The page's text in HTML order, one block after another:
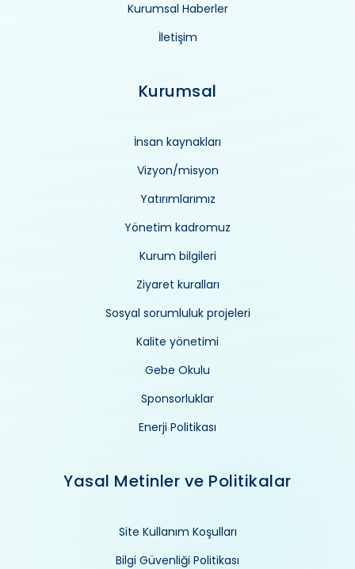
Kurumsal Haberler
İletişim
Kurumsal
İnsan kaynakları
Vizyon/misyon
Yatırımlarımız
Yönetim kadromuz
Kurum bilgileri
Ziyaret kuralları
Sosyal sorumluluk projeleri
Kalite yönetimi
Gebe Okulu
Sponsorluklar
Enerji Politikası
Yasal Metinler ve Politikalar
Site Kullanım Koşulları
Bilgi Güvenliği Politikası